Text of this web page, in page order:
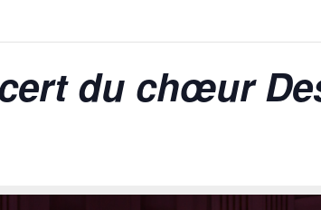
du chœur